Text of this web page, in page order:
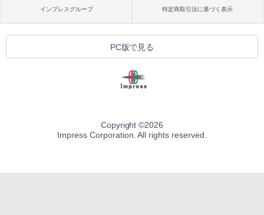
インプレスグループ 特定商取引法に基づく表示
PC版で見る
Copyright ©2026
Impress Corporation. All rights reserved.